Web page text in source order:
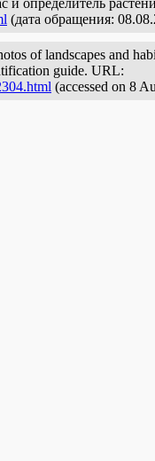
и определитель
(дата обращения:
of landscapes and
guide. URL:
(accessed on 8